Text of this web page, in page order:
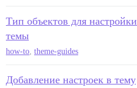
Тип объектов для настройки
темы
how-to, theme-guides
Добавление настроек в тему